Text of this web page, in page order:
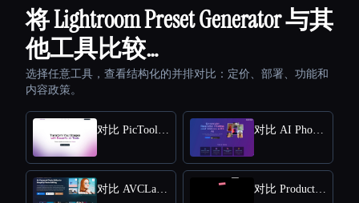
将 Lightroom Preset Generator 与其
他工具比较…
选择任意工具，查看结构化的并排对比：定价、部署、功能和
内容政策。
对比 PicTools.AI 对比 AI Photos Editor
对比 AVCLabs PhotoPro AI 对比 ProductScope AI